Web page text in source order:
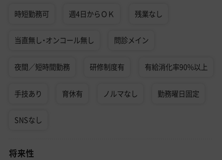
時短勤務可 週4日からＯＫ 残業なし
当直無し・オンコール無し 問診メイン
夜間／短時間勤務 研修制度有 有給消化率90%以上
手技あり 育休有 ノルマなし 勤務曜日固定
SNSなし
将来性